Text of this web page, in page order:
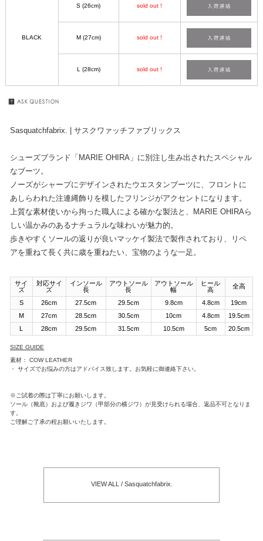
BLACK
S (26cm) sold out !
M (27cm) sold out !
L (28cm) sold out !
Sasquatchfabrix. | サスクワァッチファブリックス
シューズブランド「MARIE OHIRA」に別注し生み出されたスペシャル
なブーツ。
ノーズがシャープにデザインされたウエスタンブーツに、フロントに
あしらわれた注連縄飾りを模したフリンジがアクセントになります。
上質な素材使いから拘った職人による確かな製法と、MARIE OHIRAら
しい温かみのあるナチュラルな味わいが魅力的。
歩きやすくソールの返りが良いマッケイ製法で製作されており、リペ
アを重ねて長く共に歳を重ねたい、宝物のような一足。
サイ
ズ
対応サイ
ズ
インソール
長
アウトソール
長
アウトソール
幅
ヒール
高
全高
S 26cm 27.5cm 29.5cm 9.8cm 4.8cm
19cm
M
27cm 28.5cm 30.5cm 10cm 4.8cm
19.5cm
28cm 29.5cm 31.5cm 10.5cm 5cm 20.5cm
SIZE GUIDE
素材： COW LEATHER
・ サイズでお悩みの方はアドバイス致します。お気軽に御連絡下さい。
※ご試着の際は丁寧にお願いします。
ソール（靴底）および履きジワ（甲部分の横ジワ）が見受けられる場合、返品不可となりま
す。
ご理解ご了承の程お願いいたします。
VIEW ALL / Sasquatchfabrix.